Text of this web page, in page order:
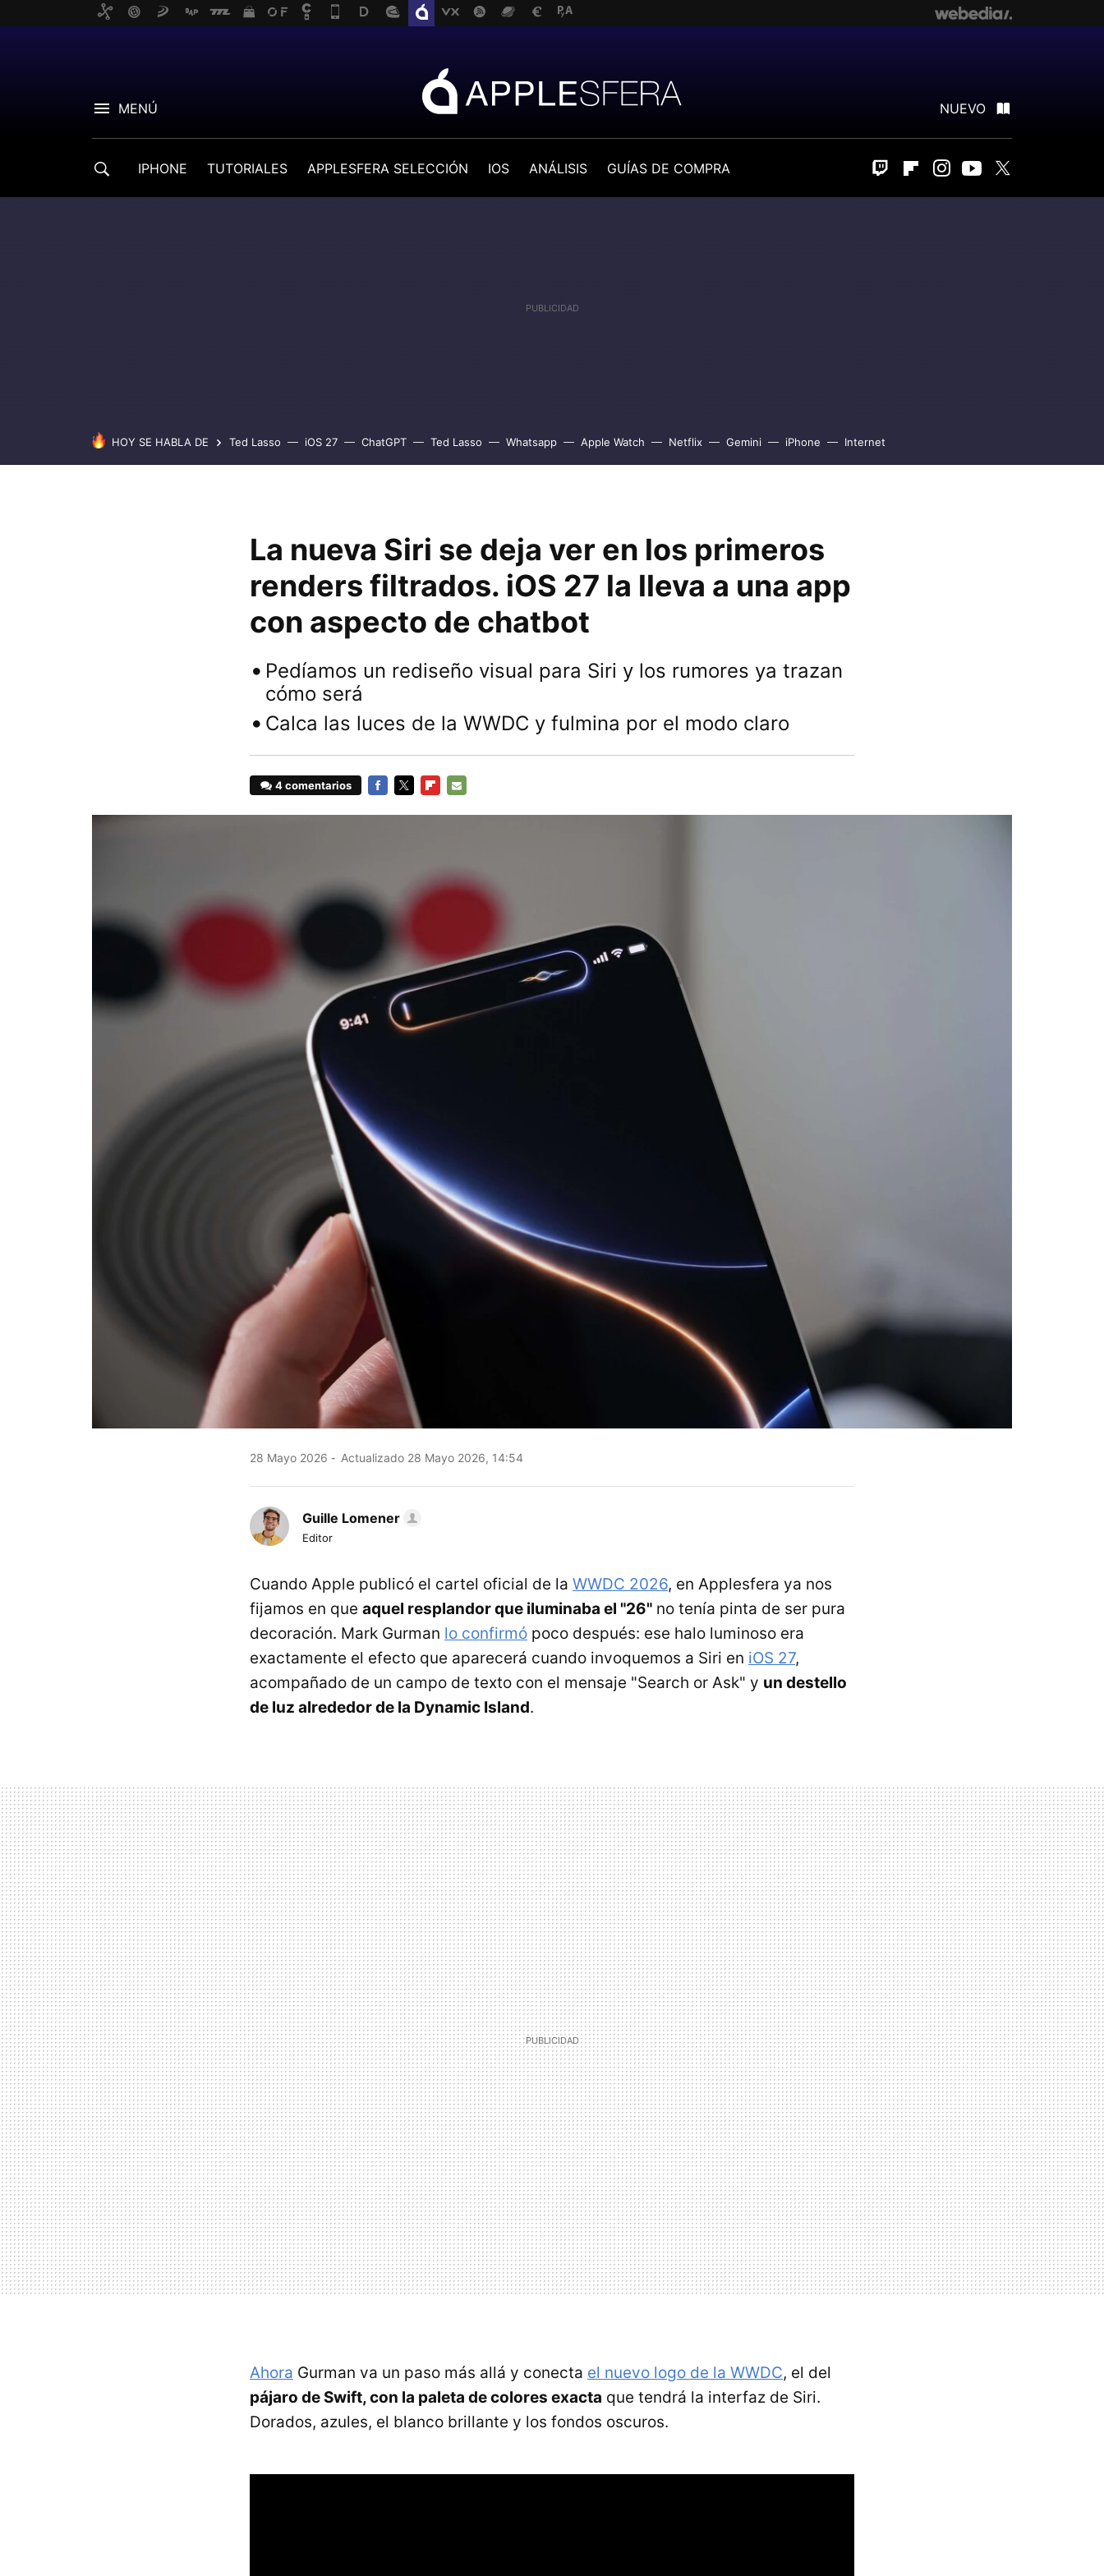
MENÚ NUEVO
IPHONE TUTORIALES APPLESFERA SELECCIÓN IOS ANÁLISIS GUÍAS DE COMPRA Twitch FlipboardInstagram
Youtube
HOY SE HABLA DE Ted Lasso iOS 27 ChatGPT Ted Lasso Whatsapp Apple Watch Netflix Gemini iPhone Internet
La nueva Siri se deja ver en los primeros
renders filtrados. iOS 27 la lleva a una app
con aspecto de chatbot
Pedíamos un rediseño visual para Siri y los rumores ya trazan
cómo será
Calca las luces de la WWDC y fulmina por el modo claro
4 comentarios
28 Mayo 2026 Actualizado 28 Mayo 2026, 14:54
Guille Lomener
Editor
Cuando Apple publicó el cartel oficial de la WWDC 2026, en Applesfera ya nos
fijamos en que aquel resplandor que iluminaba el "26" no tenía pinta de ser pura
decoración. Mark Gurman lo confirmó poco después: ese halo luminoso era
exactamente el efecto que aparecerá cuando invoquemos a Siri en iOS 27,
acompañado de un campo de texto con el mensaje "Search or Ask" y un destello
de luz alrededor de la Dynamic Island.
Ahora Gurman va un paso más allá y conecta el nuevo logo de la WWDC, el del
pájaro de Swift, con la paleta de colores exacta que tendrá la interfaz de Siri.
Dorados, azules, el blanco brillante y los fondos oscuros.